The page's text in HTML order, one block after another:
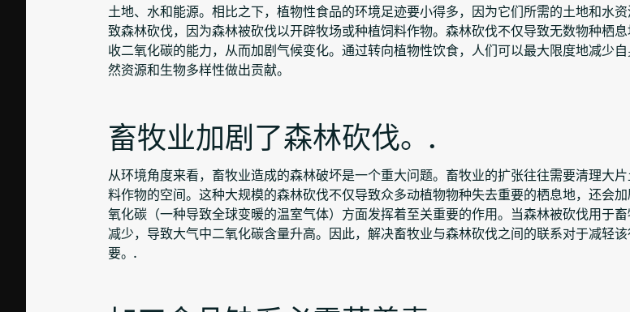
土地、水和能源。相比之下，植物性食品的环境足迹要小得多，因为它们所需的土地和水
致森林砍伐，因为森林被砍伐以开辟牧场或种植饲料作物。森林砍伐不仅导致无数物种栖
收二氧化碳的能力，从而加剧气候变化。通过转向植物性饮食，人们可以最大限度地减少
然资源和生物多样性做出贡献。
畜牧业加剧了森林砍伐。.
从环境角度来看，畜牧业造成的森林破坏是一个重大问题。畜牧业的扩张往往需要清理大
料作物的空间。这种大规模的森林砍伐不仅导致众多动植物物种失去重要的栖息地，还会
氧化碳（一种导致全球变暖的温室气体）方面发挥着至关重要的作用。当森林被砍伐用于
减少，导致大气中二氧化碳含量升高。因此，解决畜牧业与森林砍伐之间的联系对于减轻
要。.